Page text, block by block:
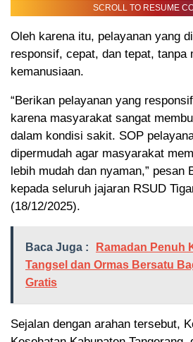
SCROLL TO RESUME
Oleh karena itu, pelayanan yang
responsif, cepat, dan tepat, tanpa
kemanusiaan.
“Berikan pelayanan yang
karena masyarakat sangat
dalam kondisi sakit. SOP
dipermudah agar masyarakat
lebih mudah dan nyaman,” pesan
kepada seluruh jajaran RSUD
(18/12/2025).
Baca Juga :
Ramadan Penuh
Tangsel dan Ormas Bersatu
Gratis
Sejalan dengan arahan tersebut,